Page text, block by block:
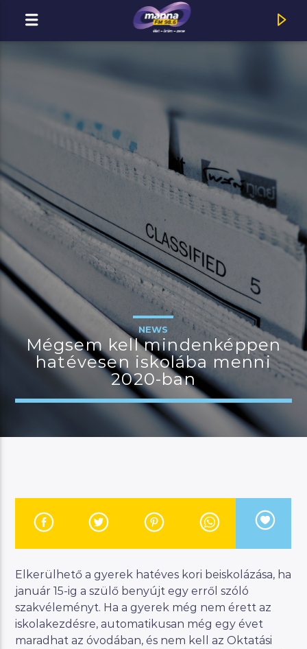
MOST ADÁSBAN
MannaFM
Harry Styles : American Girls
JELENLEGI MŰSOR
LÉLEKSZÖRF
Manna FM
NEWS
Mégsem kell mindenképpen
hatévesen iskolába menni
2020-ban
Elkerülhető a gyerek hatéves kori beiskolázása, ha
január 15-ig a szülő benyújt egy erről szóló
szakvéleményt. Ha a gyerek még nem érett az
iskolakezdésre, automatikusan még egy évet
maradhat az óvodában, és nem kell az Oktatási